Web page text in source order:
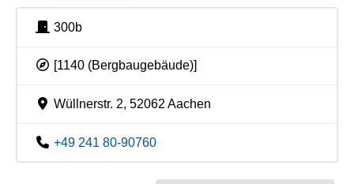
300b
[1140 (Bergbaugebäude)]
Wüllnerstr. 2, 52062 Aachen
+49 241 80-90760